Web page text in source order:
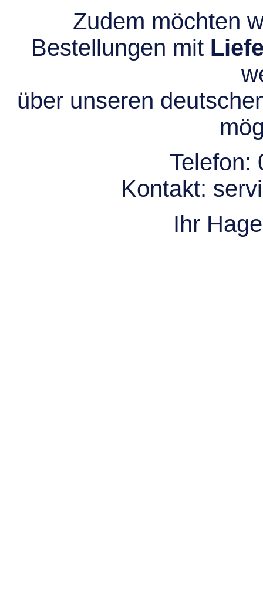
Zudem möchten
Bestellungen mit
über unseren
Telefon:
Kontakt:
Ihr